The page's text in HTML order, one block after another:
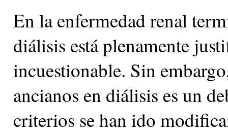
En la enfermedad renal
diálisis está plenamente
incuestionable. Sin
ancianos en diálisis es un
criterios se han ido